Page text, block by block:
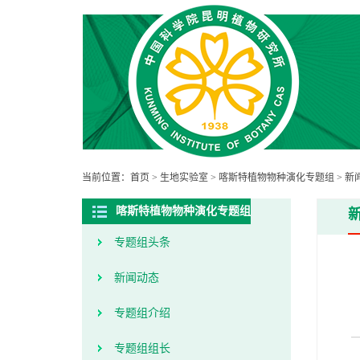
当前位置： 首页 > 生地实验室 > 喀斯特植物物种演化专题组 > 新
喀斯特植物物种演化专题组
专题组头条
新闻动态
专题组介绍
专题组组长